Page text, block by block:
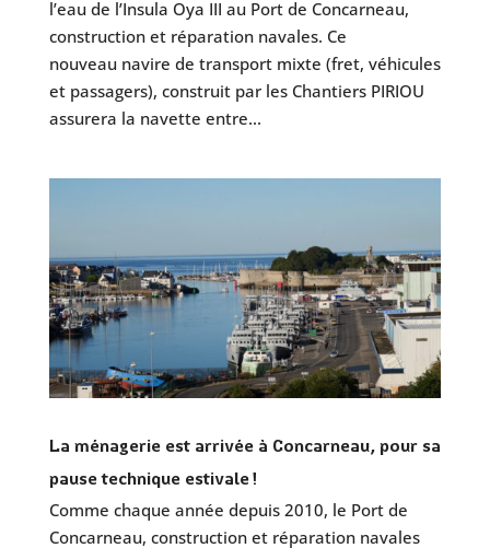
l’eau de l’Insula Oya III au Port de Concarneau,
construction et réparation navales. Ce
nouveau navire de transport mixte (fret, véhicules
et passagers), construit par les Chantiers PIRIOU
assurera la navette entre...
La ménagerie est arrivée à Concarneau, pour sa
pause technique estivale !
Comme chaque année depuis 2010, le Port de
Concarneau, construction et réparation navales